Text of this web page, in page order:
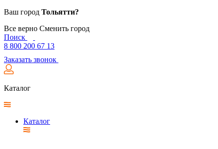
Ваш город Тольятти?
Все верно Сменить город
Поиск
8 800 200 67 13
Заказать звонок
Каталог
Каталог